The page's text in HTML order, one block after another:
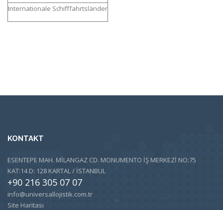
Internationale Schifffahrtsländer
KONTAKT
ESENTEPE MAH. MİLANGAZ CD. MONUMENTO İŞ MERKEZİ NO:75
KAT:14 D: 128 KARTAL / İSTANBUL
+90 216 305 07 07
info@universallojistik.com.tr
Site Haritası